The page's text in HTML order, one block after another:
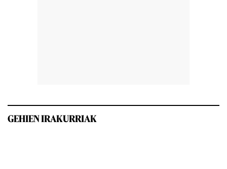
GEHIEN IRAKURRIAK